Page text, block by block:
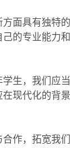
面具有独特
的专业能力
生，我们应
现代化的背
作，拓宽我